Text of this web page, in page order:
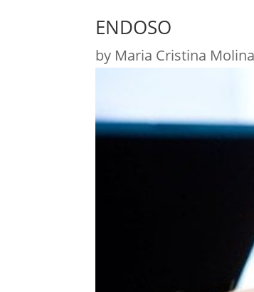
ENDOSO
by Maria Cristina